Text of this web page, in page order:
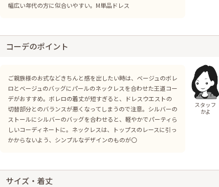
幅広い年代の方に似合いやすい。M単品ドレス
コーデのポイント
ご親族様のお式などきちんと感を出したい時は、ベージュのボレ
ロとベージュのバッグにパールのネックレスを合わせた王道コー
デがおすすめ。ボレロの着丈が短すぎると、ドレスウエストの
切替部分とのバランスが悪くなってしまうので注意。シルバーの
ストールにシルバーのバッグを合わせると、軽やかでパーティら
しいコーディネートに。ネックレスは、トップスのレースに引っ
かからないよう、シンプルなデザインのものが〇
スタッフ
かよ
サイズ・着丈